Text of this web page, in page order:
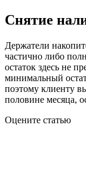
Снятие
Держатели
частично либо
остаток здесь не
минимальный
поэтому клиенту
половине месяца,
Оцените статью